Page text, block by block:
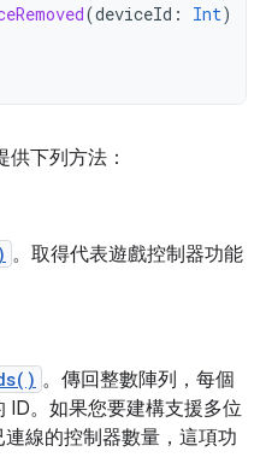
(deviceId : Int)
供下列方法：
。取得代表遊戲控制器功能
。傳回整數陣列，每個
ID。如果您要建構支援多位
線的控制器數量，這項功